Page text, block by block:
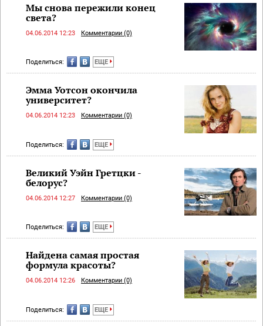
Мы снова пережили конец
света?
04.06.2014 12:23 Комментарии (0)
Поделиться: ЕЩЕ
Эмма Уотсон окончила
университет?
04.06.2014 12:23 Комментарии (0)
Поделиться: ЕЩЕ
Великий Уэйн Гретцки -
белорус?
04.06.2014 12:27 Комментарии (0)
Поделиться: ЕЩЕ
Найдена самая простая
формула красоты?
04.06.2014 12:26 Комментарии (0)
Поделиться: ЕЩЕ